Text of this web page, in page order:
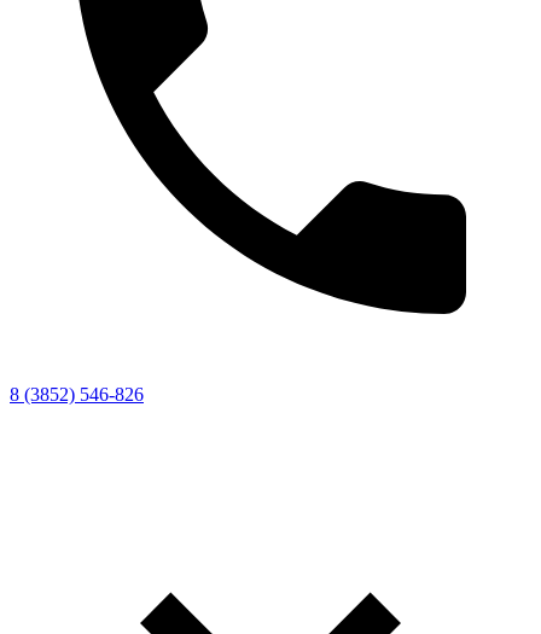
8 (3852) 546-826